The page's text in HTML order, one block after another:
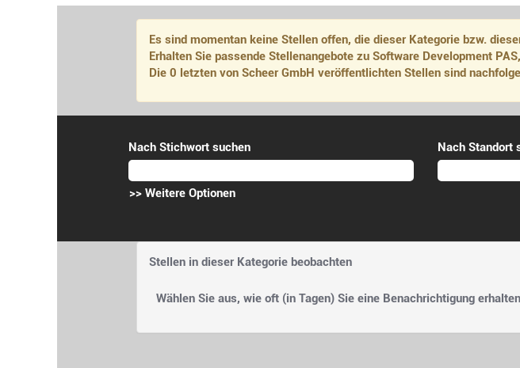
Es sind momentan keine Stellen offen, die dieser Kategorie bzw.
Erhalten Sie passende Stellenangebote zu Software Development
Die 0 letzten von Scheer GmbH veröffentlichten Stellen sind
Nach Stichwort suchen Nach Standort
>> Weitere Optionen
Stellen in dieser Kategorie beobachten
Wählen Sie aus, wie oft (in Tagen) Sie eine Benachrichtigung